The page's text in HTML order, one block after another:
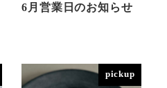
6月営業日のお知らせ
pickup